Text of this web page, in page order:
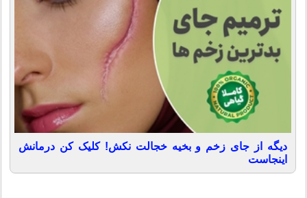
دیگه از جای زخم و بخیه خجالت نکش! کلیک کن درمانش
اینجاست